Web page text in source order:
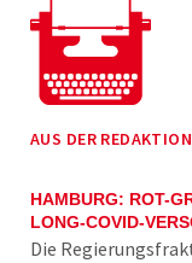
AUS DER REDAKTION
HAMBURG: ROT-
LONG-COVID-
Die